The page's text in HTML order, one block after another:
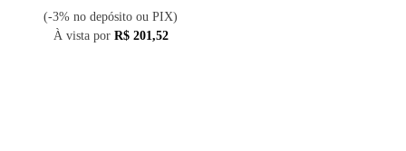
(-3% no depósito ou PIX)
À vista por R$ 201,52